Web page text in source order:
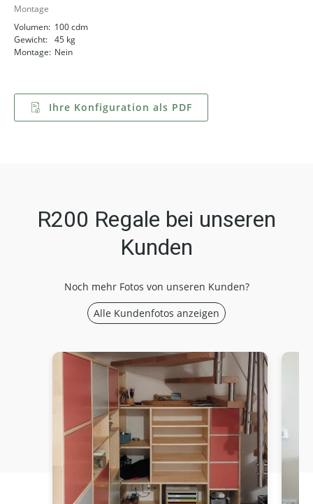
Montage
Volumen: 100 cdm
Gewicht: 45 kg
Montage: Nein
Ihre Konfiguration als PDF
R200 Regale bei unseren
Kunden
Noch mehr Fotos von unseren Kunden?
Alle Kundenfotos anzeigen